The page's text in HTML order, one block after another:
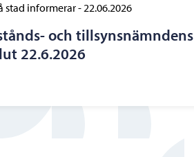
stad informerar-22.06.2026
och tillsynsnämndens
22.6.2026